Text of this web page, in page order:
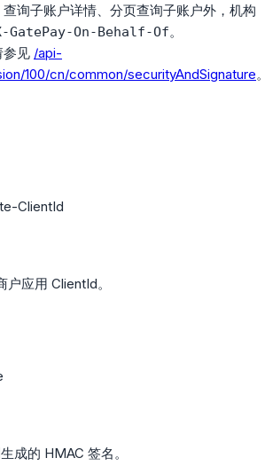
询子账户详情、分页查询子账户外，机构
GatePay-On-Behalf-Of。
参见 /api-
100/cn/common/securityAndSignature
ClientId
应用 ClientId。
成的 HMAC 签名。